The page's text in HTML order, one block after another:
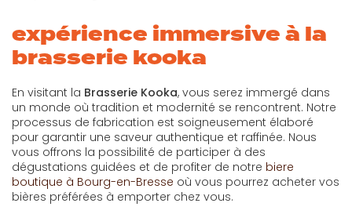
expérience immersive à la
brasserie kooka
En visitant la Brasserie Kooka, vous serez immergé dans
un monde où tradition et modernité se rencontrent. Notre
processus de fabrication est soigneusement élaboré
pour garantir une saveur authentique et raffinée. Nous
vous offrons la possibilité de participer à des
dégustations guidées et de profiter de notre biere
boutique à Bourg-en-Bresse où vous pourrez acheter vos
bières préférées à emporter chez vous.